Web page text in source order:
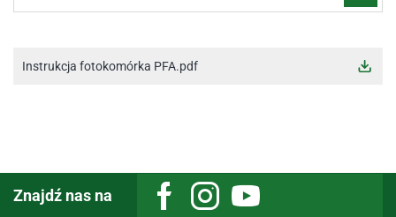
Instrukcja fotokomórka PFA.pdf
Znajdź nas na FacebookInstagramYoutube